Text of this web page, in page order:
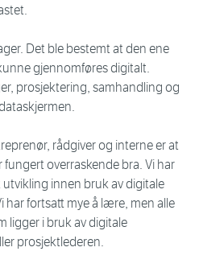
Det ble bestemt at den ene
gjennomføres digitalt.
prosjektering, samhandling og
rådgiver og interne er at
overraskende bra. Vi har
innen bruk av digitale
har fortsatt mye å lære, men alle
ligger i bruk av digitale
prosjektlederen.